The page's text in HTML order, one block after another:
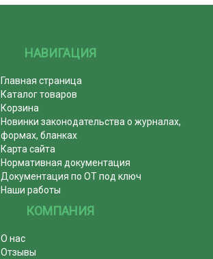
НАВИГАЦИЯ
Главная страница
Каталог товаров
Корзина
Новинки законодательства о журналах,
формах, бланках
Карта сайта
Нормативная документация
Документация по ОТ под ключ
Наши работы
КОМПАНИЯ
О нас
Отзывы